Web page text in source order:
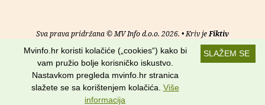
Sva prava pridržana © MV Info d.o.o. 2026. • Kriv jeFiktiv
Uvjeti korištenja RSS kanali
Potraži nas na:
SLAŽEM SE
Mvinfo.hr koristi kolačiće („cookies“) kako bi
vam pružio bolje korisničko iskustvo.
Nastavkom pregleda mvinfo.hr stranica
slažete se sa korištenjem kolačića. Više
informacija